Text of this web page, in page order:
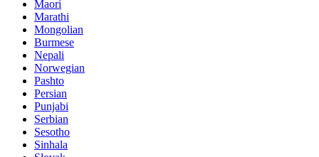
Maori
Marathi
Mongolian
Burmese
Nepali
Norwegian
Pashto
Persian
Punjabi
Serbian
Sesotho
Sinhala